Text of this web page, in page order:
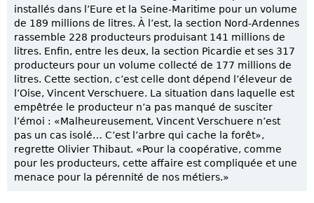
installés dans l’Eure et la Seine-Maritime pour un volume
de 189 millions de litres. À l’est, la section Nord-Ardennes
rassemble 228 producteurs produisant 141 millions de
litres. Enfin, entre les deux, la section Picardie et ses 317
producteurs pour un volume collecté de 177 millions de
litres. Cette section, c’est celle dont dépend l’éleveur de
l’Oise, Vincent Verschuere. La situation dans laquelle est
empêtrée le producteur n’a pas manqué de susciter
l’émoi : «Malheureusement, Vincent Verschuere n’est
pas un cas isolé… C’est l’arbre qui cache la forêt»,
regrette Olivier Thibaut. «Pour la coopérative, comme
pour les producteurs, cette affaire est compliquée et une
menace pour la pérennité de nos métiers.»